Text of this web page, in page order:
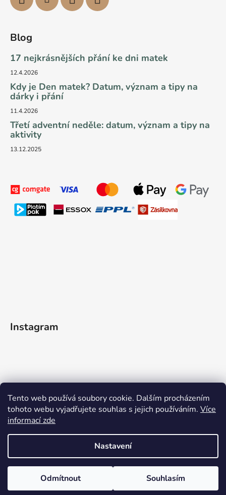
Tento web používá soubory cookie. Dalším procházením
tohoto webu vyjadřujete souhlas s jejich používáním. Více
informací zde
Nastavení
Odmítnout Souhlasím
Blog
17 nejkrásnějších přání ke dni matek
12.4.2026
Kdy je Den matek? Datum, význam a tipy na
dárky i přání
11.4.2026
Třetí adventní neděle: datum, význam a tipy na
aktivity
13.12.2025
Instagram
Sledovat na Instagramu
Copyright 2026WOODEN MOMENT. Všechna práva
vyhrazena.Upravit nastavení cookies